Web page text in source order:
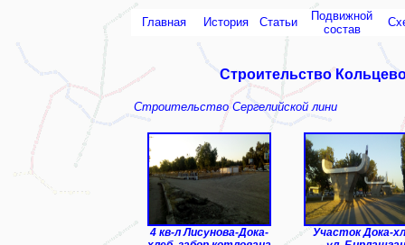
Главная История Статьи
Подвижной
состав
Строительство
Строительство Сергелийской лини
4 кв-л Лисунова-Дока-
Участок Дока-